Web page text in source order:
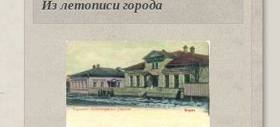
Из летописи города